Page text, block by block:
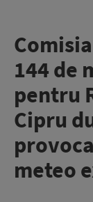
144 de
pentru
Cipru
meteo